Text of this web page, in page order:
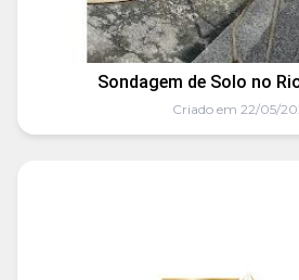
Sondagem de Solo no
Criado em 22/05/